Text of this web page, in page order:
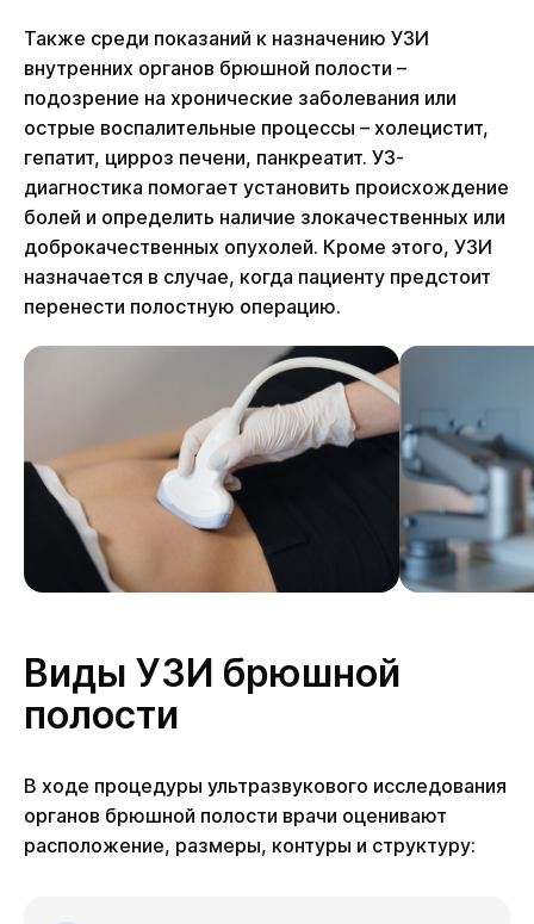
Также среди показаний к назначению УЗИ
внутренних органов брюшной полости –
подозрение на хронические заболевания или
острые воспалительные процессы – холецистит,
гепатит, цирроз печени, панкреатит. УЗ-
диагностика помогает установить происхождение
болей и определить наличие злокачественных или
доброкачественных опухолей. Кроме этого, УЗИ
назначается в случае, когда пациенту предстоит
перенести полостную операцию.
Виды УЗИ брюшной
полости
В ходе процедуры ультразвукового исследования
органов брюшной полости врачи оценивают
расположение, размеры, контуры и структуру: